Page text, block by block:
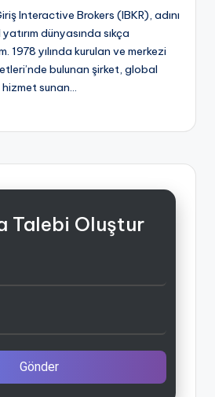
Interactive Brokers (IBKR), adını
dünyasında sıkça
1978 yılında kurulan ve merkezi
bulunan şirket, global
sunan…
Talebi Oluştur
Gönder